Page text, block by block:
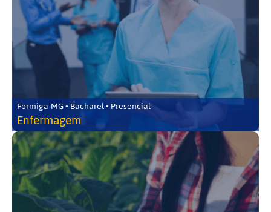
Formiga-MG • Bacharel • Presencial
Enfermagem